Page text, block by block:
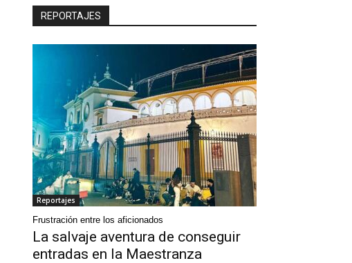
REPORTAJES
Reportajes
Frustración entre los aficionados
La salvaje aventura de conseguir
entradas en la Maestranza